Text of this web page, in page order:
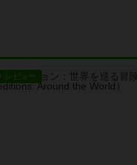
レビュー